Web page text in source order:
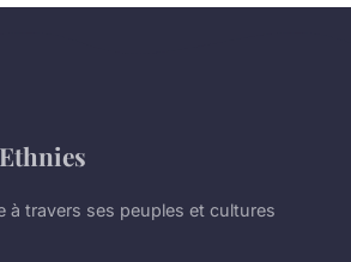
à travers ses peuples et cultures